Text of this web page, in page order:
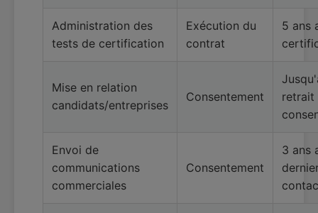
Administration des
tests de certification
Exécution du
contrat
5 ans
Mise en relation
candidats/entreprises
Consentement
retrait
Envoi de
communications
commerciales
Consentement
3 ans